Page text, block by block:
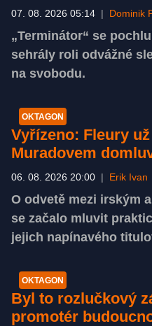
07. 08. 2026 05:14 | Dominik
„Terminátor“ se
sehrály roli odvážné
na svobodu.
OKTAGON
Vyřízeno: Fleury
Muradovem
06. 08. 2026 20:00 | Erik Ivan
O odvetě mezi irským
se začalo mluvit
jejich napínavého
OKTAGON
Byl to rozlučkový
promotér